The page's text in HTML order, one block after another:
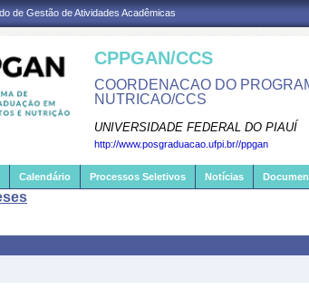
de Gestão de Atividades Acadêmicas
CPPGAN/CCS
COORDENACAO DO
NUTRICAO/CCS
UNIVERSIDADE FEDERAL DO PIAUÍ
http://www.posgraduacao.ufpi.br//ppgan
Calendário Processos Seletivos Notícias